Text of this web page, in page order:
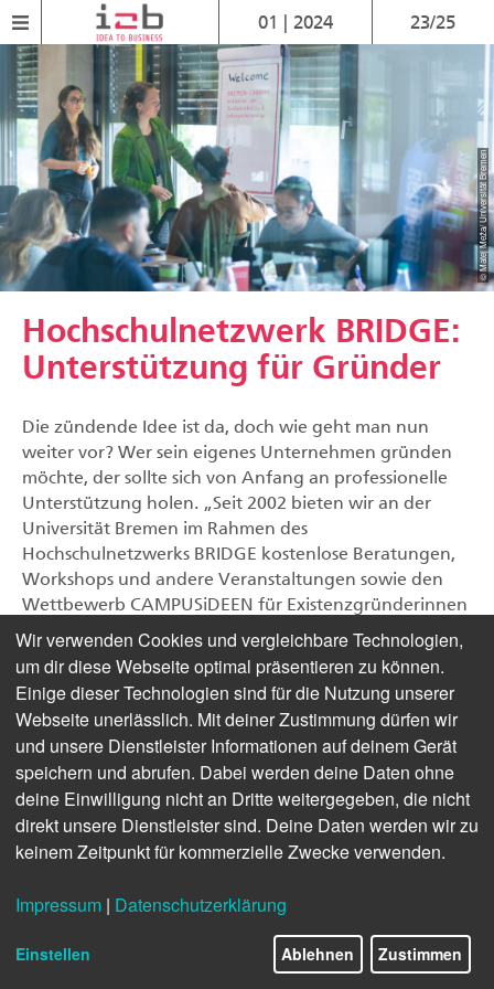
01 | 2024 23/25
© Matej Meža/ Universität Bremen
Hochschulnetzwerk BRIDGE:
Unterstützung für Gründer
Die zündende Idee ist da, doch wie geht man nun
weiter vor? Wer sein eigenes Unternehmen gründen
möchte, der sollte sich von Anfang an professionelle
Unterstützung holen. „Seit 2002 bieten wir an der
Universität Bremen im Rahmen des
Hochschulnetzwerks BRIDGE kostenlose Beratungen,
Workshops und andere Veranstaltungen sowie den
Wettbewerb CAMPUSiDEEN für Existenzgründerinnen
und Existenzgründer an“, sagt Meike Goos,
Kommissarische Geschäftsführerin von BRIDGE und
Gründungsberaterin an der Universität Bremen. „Wir
möchten dazu inspirieren, Ideen für eine
Existenzgründung in die Tat umzusetzen.“ Und auch
Stephanie Rabe, ebenfalls Gründungsberaterin an der
Universität Bremen, empfiehlt: „Wichtig ist es, sich
Feedback einzuholen und über die Ideen zu sprechen.
Wir prüfen dann, ob ein Förderprogramm, wie zum
Beispiel ,EXIST-Existenzgründungen aus der
Die Gründungsunterstützung der Universität Bremen
Wir verwenden Cookies und vergleichbare Technologien,
um dir diese Webseite optimal präsentieren zu können.
Einige dieser Technologien sind für die Nutzung unserer
Webseite unerlässlich. Mit deiner Zustimmung dürfen wir
und unsere Dienstleister Informationen auf deinem Gerät
speichern und abrufen. Dabei werden deine Daten ohne
deine Einwilligung nicht an Dritte weitergegeben, die nicht
direkt unsere Dienstleister sind. Deine Daten werden wir zu
keinem Zeitpunkt für kommerzielle Zwecke verwenden.
Impressum | Datenschutzerklärung
Einstellen Ablehnen Zustimmen